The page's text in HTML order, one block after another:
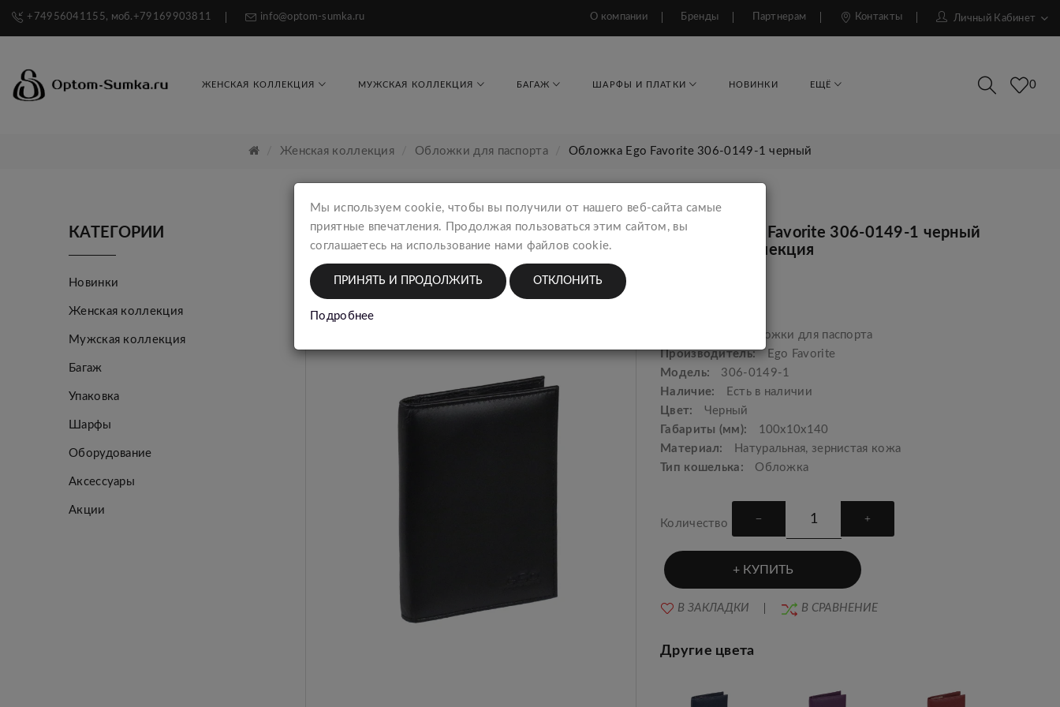
+74956041155, моб.+79169903811 info@optom-sumka.ru О компании Бренды Партнерам Контакты Личный Кабинет
ЖЕНСКАЯ КОЛЛЕКЦИЯ МУЖСКАЯ КОЛЛЕКЦИЯ БАГАЖ ШАРФЫ И ПЛАТКИ НОВИНКИ ЕЩЁ 0
Женская коллекция Обложки для паспорта Обложка Ego Favorite 306-0149-1 черный
КАТЕГОРИИ
Новинки
Женская коллекция
Мужская коллекция
Багаж
Упаковка
Шарфы
Оборудование
Аксессуары
Акции
Обложка Ego Favorite 306-0149-1 черный
Женская коллекция
Обложки для паспорта
Производитель:
Ego Favorite
Модель:
306-0149-1
Наличие:
Есть в наличии
Цвет:
Черный
Габариты (мм):
100х10х140
Материал:
Натуральная, зернистая кожа
Тип кошелька:
Обложка
Количество
КУПИТЬ
В ЗАКЛАДКИ В СРАВНЕНИЕ
Другие цвета
Мы используем cookie, чтобы вы получили от нашего веб-сайта самые
приятные впечатления. Продолжая пользоваться этим сайтом, вы
соглашаетесь на использование нами файлов cookie.
ПРИНЯТЬ И ПРОДОЛЖИТЬ ОТКЛОНИТЬ
Подробнее